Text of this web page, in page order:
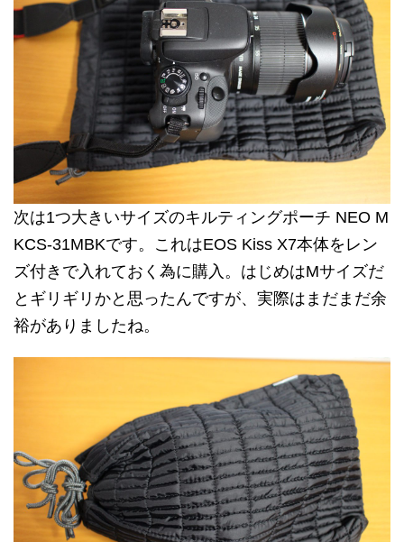
次は1つ大きいサイズのキルティングポーチ NEO M
KCS-31MBKです。これはEOS Kiss X7本体をレン
ズ付きで入れておく為に購入。はじめはMサイズだ
とギリギリかと思ったんですが、実際はまだまだ余
裕がありましたね。